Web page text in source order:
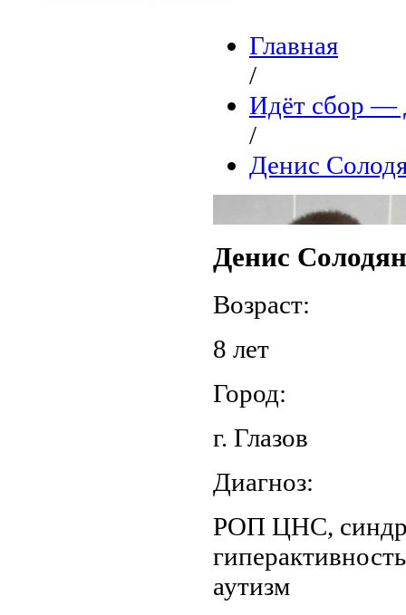
Главная
/
Идёт сбор
/
Денис
Денис
Возраст:
8 лет
Город:
г. Глазов
Диагноз:
РОП ЦНС,
аутизм